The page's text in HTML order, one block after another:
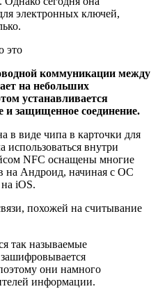
электронных ключей,
коммуникации между
на небольших
устанавливается
и защищенное соединение.
в виде чипа в карточки для
использоваться внутри
NFC оснащены многие
на Андроид, начиная с ОС
iOS.
похожей на считывание
так называемые
они намного
информации.